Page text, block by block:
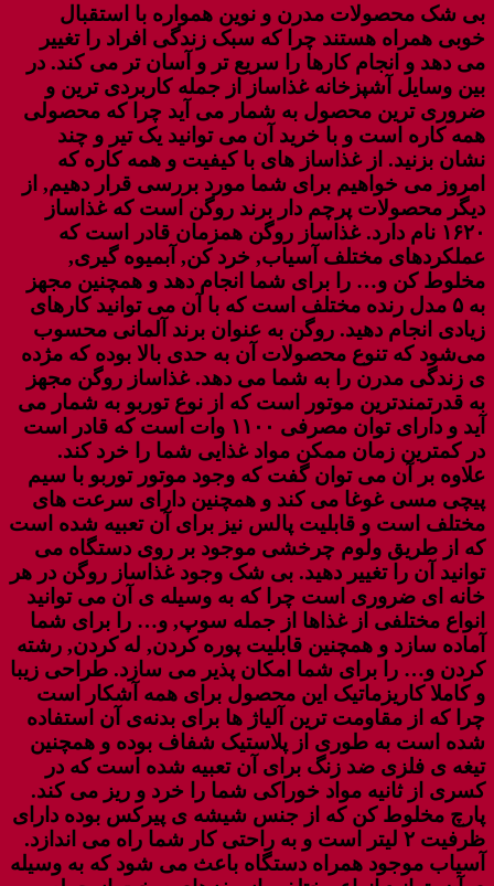
بی شک محصولات مدرن و نوین همواره با استقبال
خوبی همراه هستند چرا که سبک زندگی افراد را تغییر
می دهد و انجام کارها را سریع تر و آسان تر می کند. در
بین وسایل آشپزخانه غذاساز از جمله کاربردی ترین و
ضروری ترین محصول به شمار می آید چرا که محصولی
همه کاره است و با خرید آن می توانید یک تیر و چند
نشان بزنید. از غذاساز های با کیفیت و همه کاره که
امروز می خواهیم برای شما مورد بررسی قرار دهیم, از
دیگر محصولات پرچم دار برند روگن است که غذاساز
۱۶۲۰ نام دارد. غذاساز روگن همزمان قادر است که
عملکردهای مختلف آسیاب, خرد کن, آبمیوه گیری,
مخلوط کن و… را برای شما انجام دهد و همچنین مجهز
به ۵ مدل رنده مختلف است که با آن می توانید کارهای
زیادی انجام دهید. روگن به عنوان برند آلمانی محسوب
می‌شود که تنوع محصولات آن به حدی بالا بوده که مژده
ی زندگی مدرن را به شما می دهد. غذاساز روگن مجهز
به قدرتمندترین موتور است که از نوع توربو به شمار می
آید و دارای توان مصرفی ۱۱۰۰ وات است که قادر است
در کمترین زمان ممکن مواد غذایی شما را خرد کند.
علاوه بر آن می توان گفت که وجود موتور توربو با سیم
پیچی مسی غوغا می کند و همچنین دارای سرعت های
مختلف است و قابلیت پالس نیز برای آن تعبیه شده است
که از طریق ولوم چرخشی موجود بر روی دستگاه می
توانید آن را تغییر دهید. بی شک وجود غذاساز روگن در هر
خانه ای ضروری است چرا که به وسیله ی آن می توانید
انواع مختلفی از غذاها از جمله سوپ, و… را برای شما
آماده سازد و همچنین قابلیت پوره کردن, له کردن, رشته
کردن و… را برای شما امکان پذیر می سازد. طراحی زیبا
و کاملا کاریزماتیک این محصول برای همه آشکار است
چرا که از مقاومت ترین آلیاژ ها برای بدنه‌ی آن استفاده
شده است به طوری از پلاستیک شفاف بوده و همچنین
تیغه ی فلزی ضد زنگ برای آن تعبیه شده است که در
کسری از ثانیه مواد خوراکی شما را خرد و ریز می کند.
پارچ مخلوط کن که از جنس شیشه ی پیرکس بوده دارای
ظرفیت ۲ لیتر است و به راحتی کار شما راه می اندازد.
آسیاب موجود همراه دستگاه باعث می شود که به وسیله